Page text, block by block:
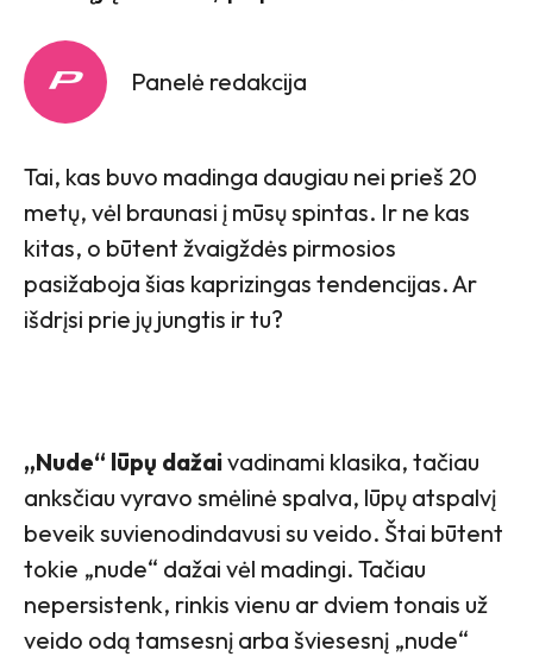
Panelė redakcija
Tai, kas buvo madinga daugiau nei prieš 20
metų, vėl braunasi į mūsų spintas. Ir ne kas
kitas, o būtent žvaigždės pirmosios
pasižaboja šias kaprizingas tendencijas. Ar
išdrįsi prie jų jungtis ir tu?
„Nude“ lūpų dažaivadinami klasika, tačiau
anksčiau vyravo smėlinė spalva, lūpų atspalvį
beveik suvienodindavusi su veido. Štai būtent
tokie „nude“ dažai vėl madingi. Tačiau
nepersistenk, rinkis vienu ar dviem tonais už
veido odą tamsesnį arba šviesesnį „nude“